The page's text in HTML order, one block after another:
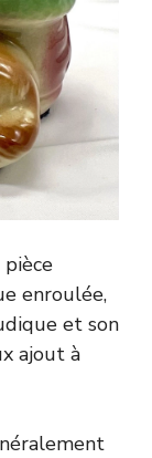
enroulée,
et son
ajout à